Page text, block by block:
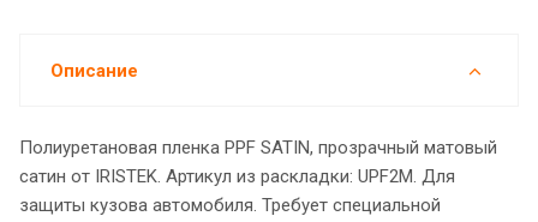
Описание
Полиуретановая пленка PPF SATIN, прозрачный матовый
сатин от IRISTEK. Артикул из раскладки: UPF2M. Для
защиты кузова автомобиля. Требует специальной